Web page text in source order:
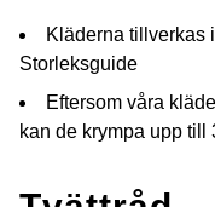
Kläderna tillverkas
Storleksguide
Eftersom våra
kan de krympa upp till